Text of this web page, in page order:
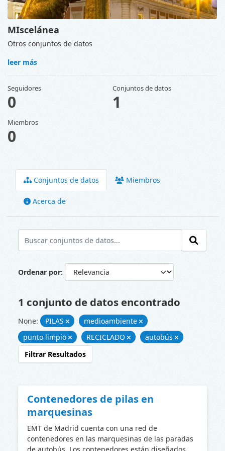
Conjuntos de datos Miembros
Acerca de
Ordenar por
1 conjunto de datos encontrado
None: PILAS
medioambiente
punto limpio
RECICLADO
autobús
Filtrar Resultados
Contenedores de pilas en
marquesinas
EMT de Madrid cuenta con una red de
contenedores en las marquesinas de las paradas
MIscelánea
Otros conjuntos de datos
leer más
Seguidores
0
Conjuntos de datos
1
Miembros
0